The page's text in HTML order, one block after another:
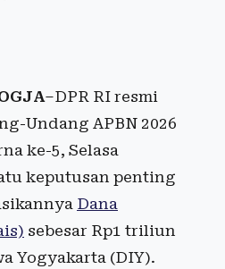
–DPR RI resmi
Undang APBN 2026
ke-5, Selasa
keputusan penting
Dana
sebesar Rp1 triliun
Yogyakarta (DIY).